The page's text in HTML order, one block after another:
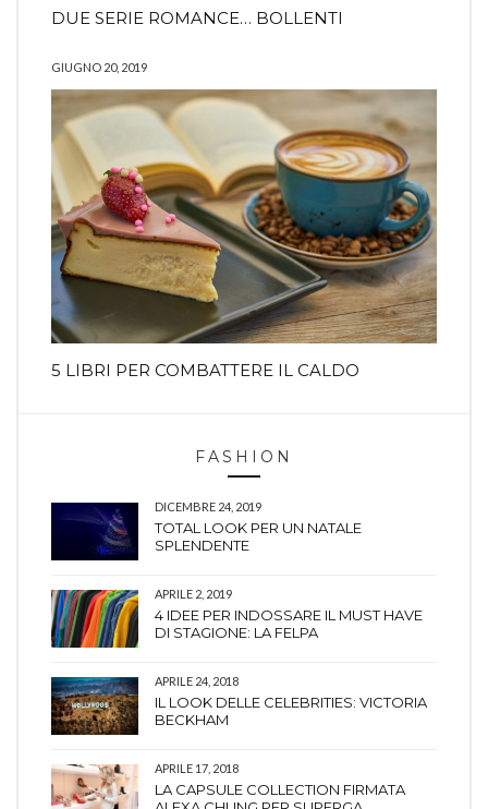
DUE SERIE ROMANCE… BOLLENTI
GIUGNO 20, 2019
5 LIBRI PER COMBATTERE IL CALDO
FASHION
DICEMBRE 24, 2019
TOTAL LOOK PER UN NATALE
SPLENDENTE
APRILE 2, 2019
4 IDEE PER INDOSSARE IL MUST HAVE
DI STAGIONE: LA FELPA
APRILE 24, 2018
IL LOOK DELLE CELEBRITIES: VICTORIA
BECKHAM
APRILE 17, 2018
LA CAPSULE COLLECTION FIRMATA